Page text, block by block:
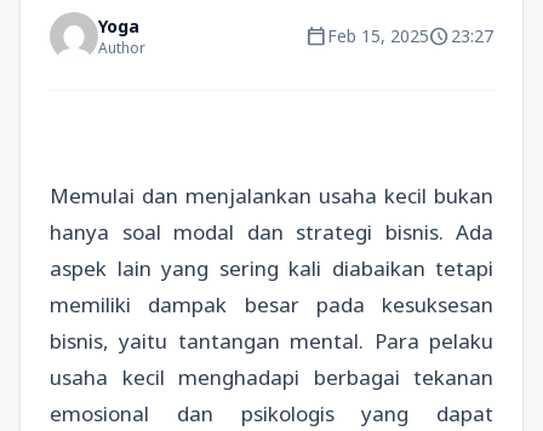
Yoga
Author calendar_todayFeb 15, 2025schedule23:27
Memulai dan menjalankan usaha kecil bukan
hanya soal modal dan strategi bisnis. Ada
aspek lain yang sering kali diabaikan tetapi
memiliki dampak besar pada kesuksesan
bisnis, yaitu tantangan mental. Para pelaku
usaha kecil menghadapi berbagai tekanan
emosional dan psikologis yang dapat